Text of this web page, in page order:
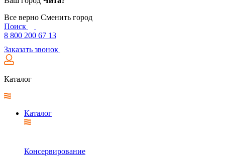
Все верно Сменить город
Поиск
8 800 200 67 13
Заказать звонок
Каталог
Каталог
Консервирование